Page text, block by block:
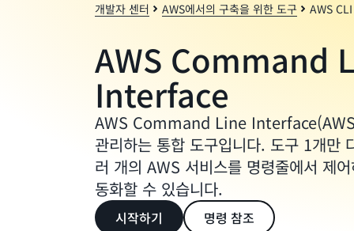
개발자 센터 AWS에서의 구축을 위한 도구 AWS CLI
AWS Command
Interface
AWS Command Line
관리하는 통합 도구입니다. 도구 1개만
러 개의 AWS 서비스를 명령줄에서 제
동화할 수 있습니다.
시작하기 명령 참조